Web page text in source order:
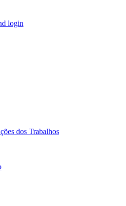
login
dos Trabalhos